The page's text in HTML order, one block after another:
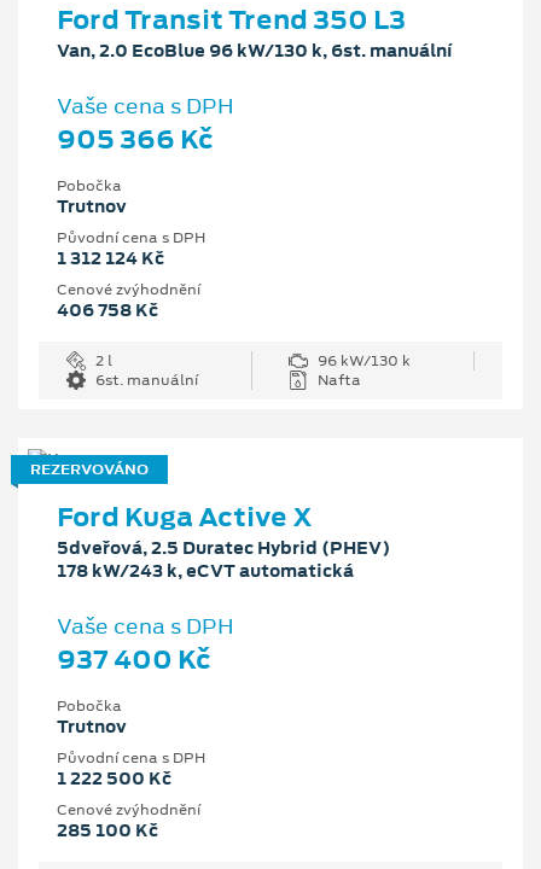
Ford Transit Trend 350 L3
Van, 2.0 EcoBlue 96 kW/130 k, 6st. manuální
Vaše cena s DPH
905 366 Kč
Pobočka
Trutnov
Původní cena s DPH
1 312 124 Kč
Cenové zvýhodnění
406 758 Kč
2 l
96 kW/130 k
6st. manuální
Nafta
REZERVOVÁNO
Ford Kuga Active X
5dveřová, 2.5 Duratec Hybrid (PHEV)
178 kW/243 k, eCVT automatická
Vaše cena s DPH
937 400 Kč
Pobočka
Trutnov
Původní cena s DPH
1 222 500 Kč
Cenové zvýhodnění
285 100 Kč